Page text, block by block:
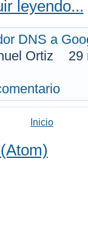
leyendo...
DNS a
Ortiz
29
Inicio